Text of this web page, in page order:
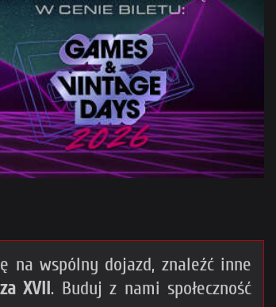
na wspólny dojazd, znaleźć inne
XVII . Buduj z nami społeczność